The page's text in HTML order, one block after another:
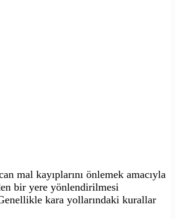
mal kayıplarını önlemek amacıyla
bir yere yönlendirilmesi
kara yollarındaki kurallar